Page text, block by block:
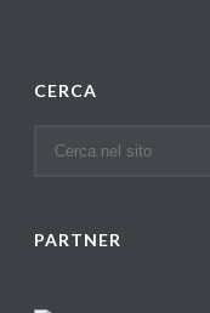
CERCA
PARTNER